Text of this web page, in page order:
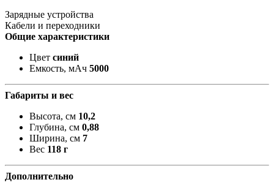
Зарядные устройства
Кабели и переходники
Общие характеристики
Цвет синий
Емкость, мАч 5000
Габариты и вес
Высота, см 10,2
Глубина, см 0,88
Ширина, см 7
Вес 118 г
Дополнительно